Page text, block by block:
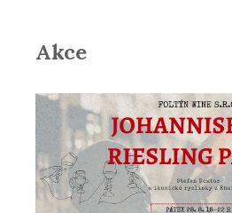
Akce